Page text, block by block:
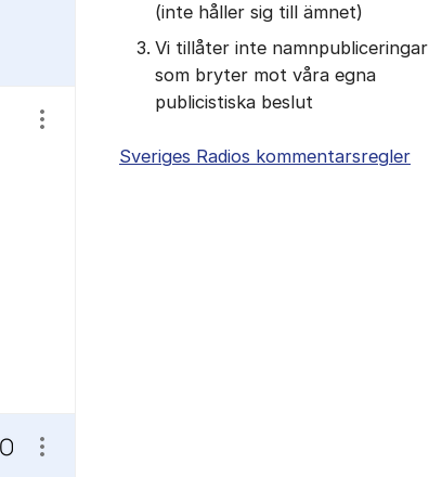
Visa/dölj inställningar för inlägg/kommentar
Visa/dölj inställningar för inlägg/kommentar
(inte håller sig till ämnet)
Vi tillåter inte namnpubliceringar
som bryter mot våra egna
publicistiska beslut
Sveriges Radios kommentarsregler